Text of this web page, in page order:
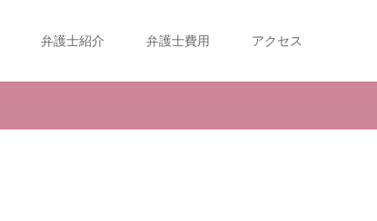
弁護士紹介 弁護士費用 アクセス